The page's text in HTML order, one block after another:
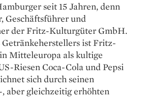
seit 15 Jahren, denn
Geschäftsführer und
der Fritz-Kulturgüter GmbH.
Getränkeherstellers ist Fritz-
Mitteleuropa als kultige
Riesen Coca-Cola und Pepsi
sich durch seinen
aber gleichzeitig erhöhten